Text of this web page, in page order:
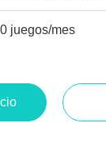
juegos/mes